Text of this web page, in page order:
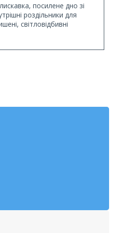
посилене дно зі
роздільники для
світловідбивні